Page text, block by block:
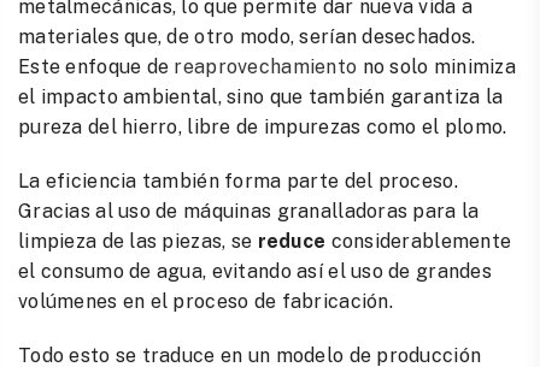
metalmecánicas, lo que permite dar nueva vida a
materiales que, de otro modo, serían desechados.
Este enfoque de reaprovechamiento no solo minimiza
el impacto ambiental, sino que también garantiza la
pureza del hierro, libre de impurezas como el plomo.
La eficiencia también forma parte del proceso.
Gracias al uso de máquinas granalladoras para la
limpieza de las piezas, se reduce considerablemente
el consumo de agua, evitando así el uso de grandes
volúmenes en el proceso de fabricación.
Todo esto se traduce en un modelo de producción